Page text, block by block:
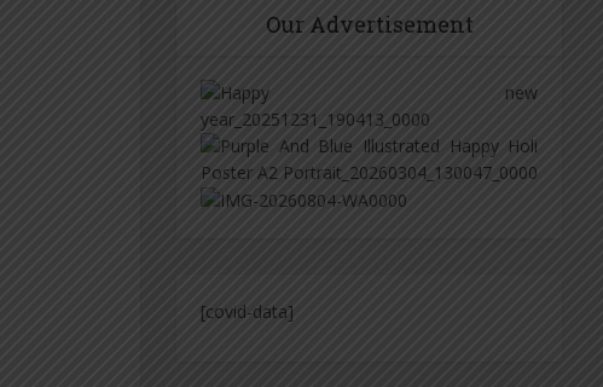
Our Advertisement
[covid-data]